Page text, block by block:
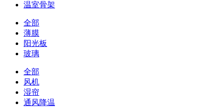
温室骨架
全部
薄膜
阳光板
玻璃
全部
风机
湿帘
通风降温